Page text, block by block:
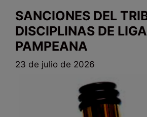
SANCIONES DEL
DISCIPLINAS DE LIGA
PAMPEANA
23 de julio de 2026